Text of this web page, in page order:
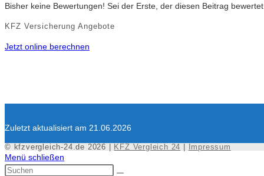
Bisher keine Bewertungen! Sei der Erste, der diesen Beitrag
KFZ Versicherung Angebote
Jetzt online berechnen
Zuletzt aktualisiert am 21.06.2026
© kfzvergleich-24.de 2026 | KFZ Vergleich 24 Impressum
Menü schließen